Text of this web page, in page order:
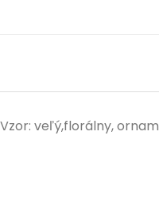
veľý,florálny,